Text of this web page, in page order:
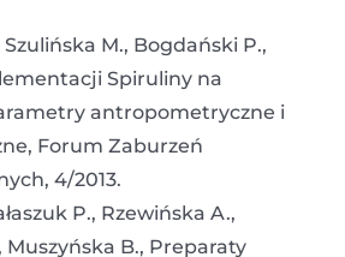
M., Bogdański P.,
Spiruliny na
antropometryczne i
Forum Zaburzeń
4/2013.
P., Rzewińska A.,
Muszyńska B., Preparaty